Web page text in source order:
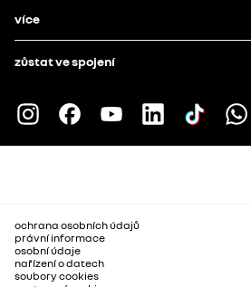
více
zůstat ve spojení
ochrana osobních údajů
právní informace
osobní údaje
nařízení o datech
soubory cookies